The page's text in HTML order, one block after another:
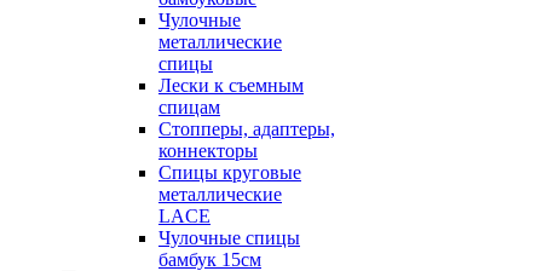
Чулочные
металлические
спицы
Лески к съемным
спицам
Стопперы, адаптеры,
коннекторы
Спицы круговые
металлические
LACE
Чулочные спицы
бамбук 15см